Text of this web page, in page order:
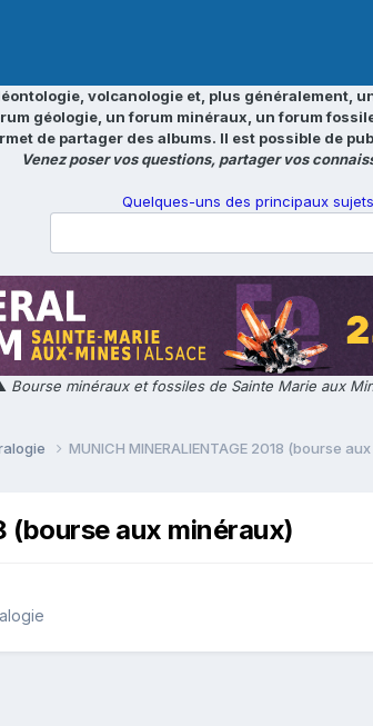
volcanologie et, plus généralement,
géologie, un forum minéraux, un forum
de partager des albums. Il est possible de
Venez poser vos questions, partager vos
Quelques-uns des principaux
Bourse minéraux et fossiles de Sainte Marie aux
MUNICH MINERALIENTAGE 2018 (bourse
(bourse aux minéraux)